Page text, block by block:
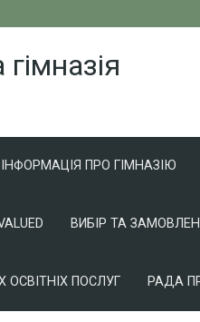
гімназія
ІНФОРМАЦІЯ ПРО ГІМНАЗІЮ
ВИБІР ТА
ОСВІТНІХ ПОСЛУГ РАДА